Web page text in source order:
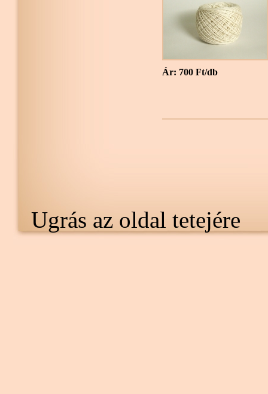
Ár: 700 Ft/db
Ugrás az oldal tetejére